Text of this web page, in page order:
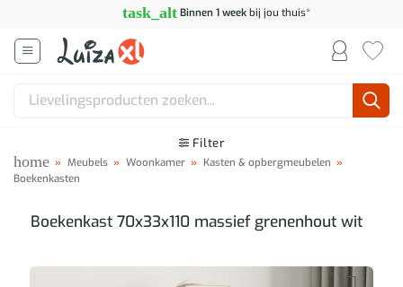
inhoud
task_alt Binnen 1 weekbij jou thuis*
Zoeken
Filter
home » Meubels » Woonkamer » Kasten & opbergmeubelen »
Boekenkasten
Boekenkast 70x33x110 massief grenenhout wit